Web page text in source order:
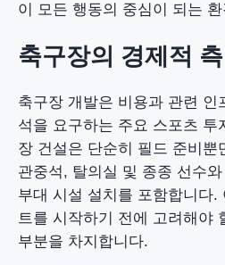
이 모든 행동의 중심이 되는
축구장의 경제적
축구장 개발은 비용과 관련 인
석을 요구하는 주요 스포츠 투
장 건설은 단순히 필드 준비뿐
관중석, 탈의실 및 종종 선수
부대 시설 설치를 포함합니다.
트를 시작하기 전에 고려해야
부분을 차지합니다.